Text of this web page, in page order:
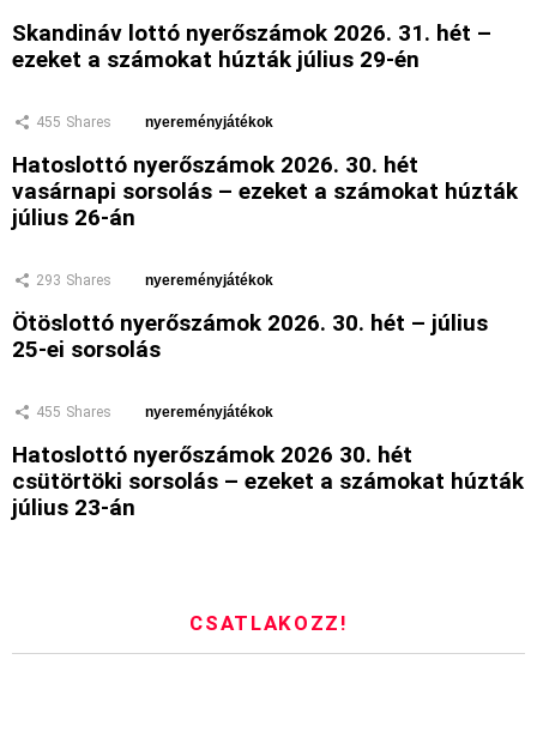
Skandináv lottó nyerőszámok 2026. 31. hét –
ezeket a számokat húzták július 29-én
455 Shares nyereményjátékok
Hatoslottó nyerőszámok 2026. 30. hét
vasárnapi sorsolás – ezeket a számokat húzták
július 26-án
293 Shares nyereményjátékok
Ötöslottó nyerőszámok 2026. 30. hét – július
25-ei sorsolás
455 Shares nyereményjátékok
Hatoslottó nyerőszámok 2026 30. hét
csütörtöki sorsolás – ezeket a számokat húzták
július 23-án
CSATLAKOZZ!